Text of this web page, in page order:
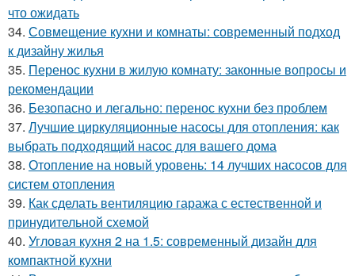
что ожидать
34. Совмещение кухни и комнаты: современный подход
к дизайну жилья
35. Перенос кухни в жилую комнату: законные вопросы и
рекомендации
36. Безопасно и легально: перенос кухни без проблем
37. Лучшие циркуляционные насосы для отопления: как
выбрать подходящий насос для вашего дома
38. Отопление на новый уровень: 14 лучших насосов для
систем отопления
39. Как сделать вентиляцию гаража с естественной и
принудительной схемой
40. Угловая кухня 2 на 1.5: современный дизайн для
компактной кухни